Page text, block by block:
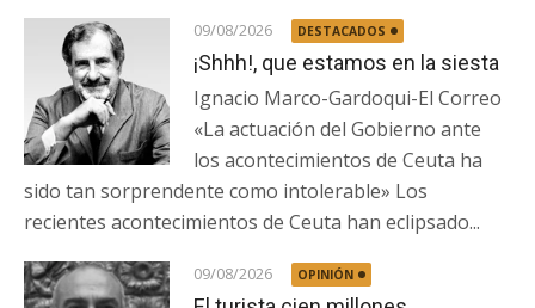
09/08/2026 DESTACADOS
¡Shhh!, que estamos en la siesta
Ignacio Marco-Gardoqui-El Correo
«La actuación del Gobierno ante
los acontecimientos de Ceuta ha
sido tan sorprendente como intolerable» Los
recientes acontecimientos de Ceuta han eclipsado...
09/08/2026 OPINIÓN